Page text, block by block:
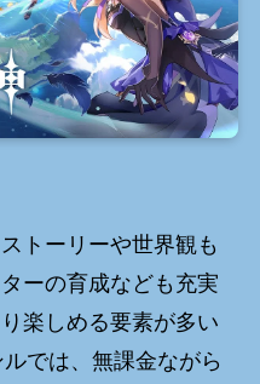
トーリーや世界観も
ーの育成なども充実
楽しめる要素が多い
では、無課金ながら